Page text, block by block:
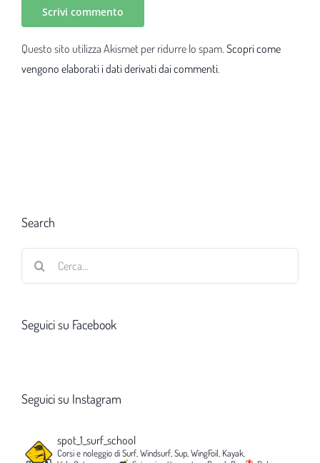
Questo sito utilizza Akismet per ridurre lo spam. Scopri come
vengono elaborati i dati derivati dai commenti.
Search
Seguici su Facebook
Seguici su Instagram
spot_1_surf_school
Corsi e noleggio di Surf, Windsurf, Sup, WingFoil, Kayak,